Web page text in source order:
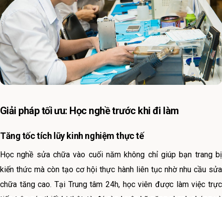
Giải pháp tối ưu: Học nghề trước khi đi làm
Tăng tốc tích lũy kinh nghiệm thực tế
Học nghề sửa chữa vào cuối năm không chỉ giúp bạn trang bị
kiến thức mà còn tạo cơ hội thực hành liên tục nhờ nhu cầu sửa
chữa tăng cao. Tại Trung tâm 24h, học viên được làm việc trực